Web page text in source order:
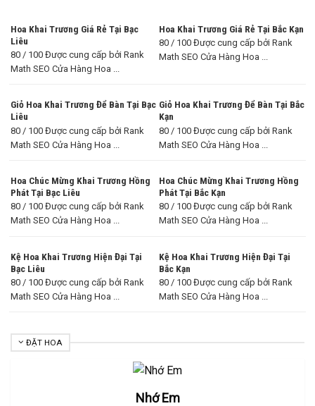
Hoa Khai Trương Giá Rẻ Tại Bạc
Liêu
80 / 100 Được cung cấp bởi Rank
Math SEO Cửa Hàng Hoa ...
Hoa Khai Trương Giá Rẻ Tại Bắc Kạn
80 / 100 Được cung cấp bởi Rank
Math SEO Cửa Hàng Hoa ...
Giỏ Hoa Khai Trương Để Bàn Tại Bạc
Liêu
80 / 100 Được cung cấp bởi Rank
Math SEO Cửa Hàng Hoa ...
Giỏ Hoa Khai Trương Để Bàn Tại Bắc
Kạn
80 / 100 Được cung cấp bởi Rank
Math SEO Cửa Hàng Hoa ...
Hoa Chúc Mừng Khai Trương Hồng
Phát Tại Bạc Liêu
80 / 100 Được cung cấp bởi Rank
Math SEO Cửa Hàng Hoa ...
Hoa Chúc Mừng Khai Trương Hồng
Phát Tại Bắc Kạn
80 / 100 Được cung cấp bởi Rank
Math SEO Cửa Hàng Hoa ...
Kệ Hoa Khai Trương Hiện Đại Tại
Bạc Liêu
80 / 100 Được cung cấp bởi Rank
Math SEO Cửa Hàng Hoa ...
Kệ Hoa Khai Trương Hiện Đại Tại
Bắc Kạn
80 / 100 Được cung cấp bởi Rank
Math SEO Cửa Hàng Hoa ...
ĐẶT HOA
Nhớ Em